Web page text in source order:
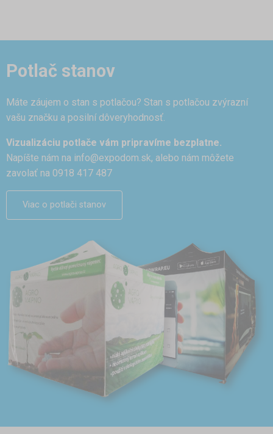
Potlač stanov
Máte záujem o stan s potlačou? Stan s potlačou zvýrazní
vašu značku a posilní dôveryhodnosť.
Vizualizáciu potlače vám pripravíme bezplatne.
Napíšte nám na info@expodom.sk, alebo nám môžete
zavolať na 0918 417 487
Viac o potlači stanov